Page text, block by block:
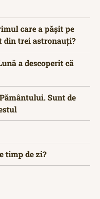
care a pășit pe
din trei astronauți?
a descoperit că
Sunt de
timp de zi?